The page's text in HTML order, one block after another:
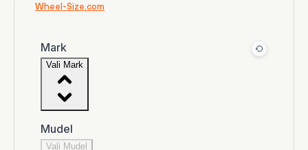
Wheel-Size.com